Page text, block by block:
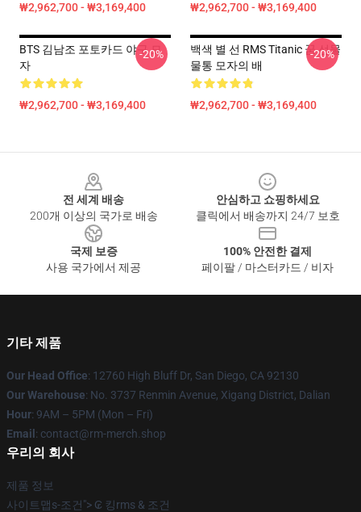
₩2,962,700 - ₩3,169,400 ₩2,962,700 - ₩3,169,400
BTS 김남조 포토카드 야구 모
자
₩2,962,700 - ₩3,169,400
-20%
백색 별 선 RMS Titanic 꿈 선물
물통 모자의 배
₩2,962,700 - ₩3,169,400
-20%
전 세계 배송
200개 이상의 국가로 배송
안심하고 쇼핑하세요
클릭에서 배송까지 24/7 보호
국제 보증
사용 국가에서 제공
100% 안전한 결제
페이팔 / 마스터카드 / 비자
기타 제품
Our Head Office: 12760 High Bluff Dr, San Diego, CA 92130
Our Warehouse: No. 3737 Renmin Avenue, Xigang District, Dalian
Hour: 9AM – 5PM (Mon – Fri)
Email : contact@rm-merch.shop
우리의 회사
제품 정보
사이트맵s-조건"> ₢ 킹rms & 조건